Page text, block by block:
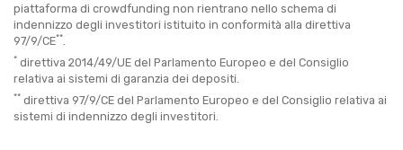
piattaforma di crowdfunding non rientrano nello schema di
indennizzo degli investitori istituito in conformità alla direttiva
97/9/CE**
* direttiva 2014/49/UE del Parlamento Europeo e del Consiglio
relativa ai sistemi di garanzia dei depositi.
** direttiva 97/9/CE del Parlamento Europeo e del Consiglio relativa ai
sistemi di indennizzo degli investitori.